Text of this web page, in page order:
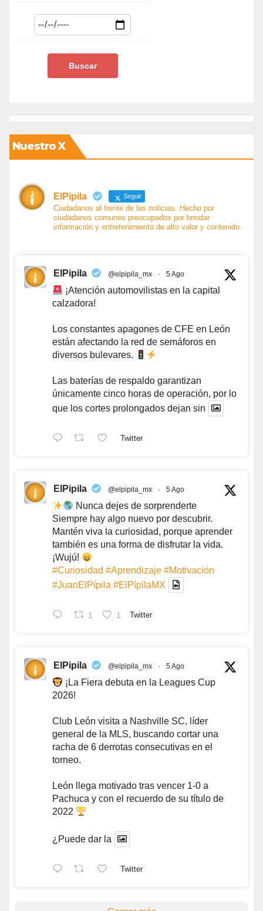
Nuestro X
ElPipila Seguir
Ciudadanos al frente de las noticias. Hecho por
ciudadanos comunes preocupados por brindar
información y entretenimiento de alto valor y contenido.
ElPipila @elpipila_mx · 5 Ago
¡Atención automovilistas en la capital
calzadora!
Los constantes apagones de CFE en León
están afectando la red de semáforos en
diversos bulevares.
Las baterías de respaldo garantizan
únicamente cinco horas de operación, por lo
que los cortes prolongados dejan sin
Twitter
ElPipila @elpipila_mx · 5 Ago
Nunca dejes de sorprenderte
Siempre hay algo nuevo por descubrir.
Mantén viva la curiosidad, porque aprender
también es una forma de disfrutar la vida.
¡Wujú!
#Curiosidad #Aprendizaje #Motivación
#JuanElPípila #ElPípilaMX
1 1 Twitter
ElPipila @elpipila_mx · 5 Ago
¡La Fiera debuta en la Leagues Cup
2026!
Club León visita a Nashville SC, líder
general de la MLS, buscando cortar una
racha de 6 derrotas consecutivas en el
torneo.
León llega motivado tras vencer 1-0 a
Pachuca y con el recuerdo de su título de
2022
¿Puede dar la
Twitter